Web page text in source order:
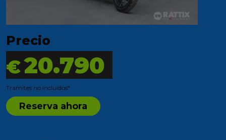
Precio
€20.790
Tramites no incluidos*
Reserva ahora